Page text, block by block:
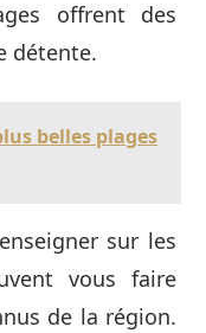
offrent des
détente.
belles plages
sur les
vous faire
de la région.